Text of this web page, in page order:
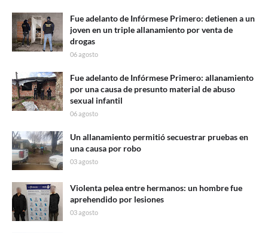
Fue adelanto de Infórmese Primero: detienen a un
joven en un triple allanamiento por venta de
drogas
06 agosto
Fue adelanto de Infórmese Primero: allanamiento
por una causa de presunto material de abuso
sexual infantil
06 agosto
Un allanamiento permitió secuestrar pruebas en
una causa por robo
03 agosto
Violenta pelea entre hermanos: un hombre fue
aprehendido por lesiones
03 agosto